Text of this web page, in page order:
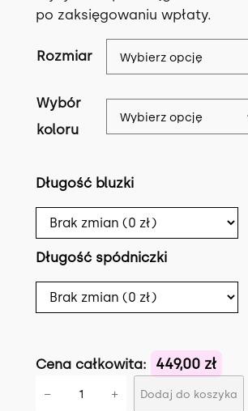
po zaksięgowaniu wpłaty.
Rozmiar
Wybór
koloru
Długość bluzki
Długość spódniczki
Cena całkowita: 449,00 zł
− + Dodaj do koszyka